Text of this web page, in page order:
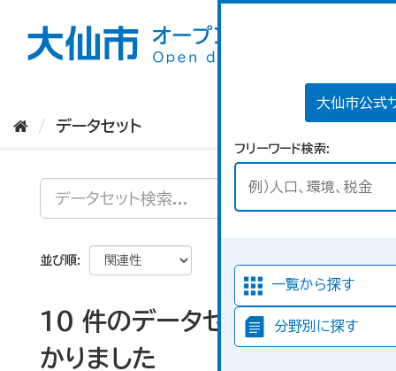
大仙市公式
フリーワード検索
一覧から探す
分野別に探す
データセット
並び順
10 件のデータセットが見つ
かりました